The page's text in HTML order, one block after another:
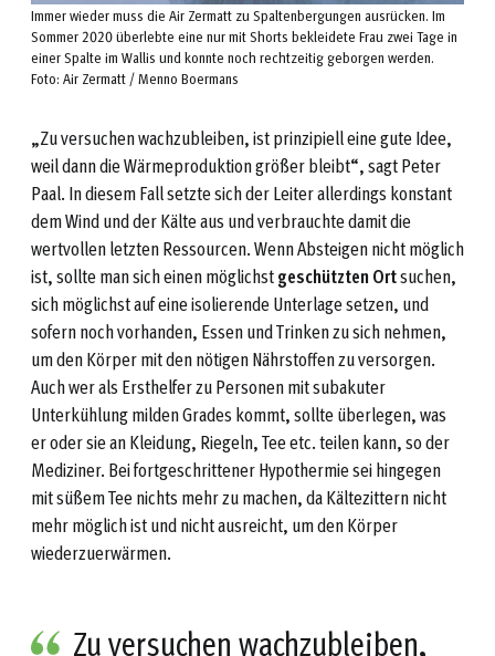
Immer wieder muss die Air Zermatt zu Spaltenbergungen ausrücken. Im
Sommer 2020 überlebte eine nur mit Shorts bekleidete Frau zwei Tage in
einer Spalte im Wallis und konnte noch rechtzeitig geborgen werden.
Foto: Air Zermatt / Menno Boermans
„Zu versuchen wachzubleiben, ist prinzipiell eine gute Idee,
weil dann die Wärmeproduktion größer bleibt“, sagt Peter
Paal. In diesem Fall setzte sich der Leiter allerdings konstant
dem Wind und der Kälte aus und verbrauchte damit die
wertvollen letzten Ressourcen. Wenn Absteigen nicht möglich
ist, sollte man sich einen möglichstgeschützten Ortsuchen,
sich möglichst auf eine isolierende Unterlage setzen, und
sofern noch vorhanden, Essen und Trinken zu sich nehmen,
um den Körper mit den nötigen Nährstoffen zu versorgen.
Auch wer als Ersthelfer zu Personen mit subakuter
Unterkühlung milden Grades kommt, sollte überlegen, was
er oder sie an Kleidung, Riegeln, Tee etc. teilen kann, so der
Mediziner. Bei fortgeschrittener Hypothermie sei hingegen
mit süßem Tee nichts mehr zu machen, da Kältezittern nicht
mehr möglich ist und nicht ausreicht, um den Körper
wiederzuerwärmen.
Zu versuchen wachzubleiben,